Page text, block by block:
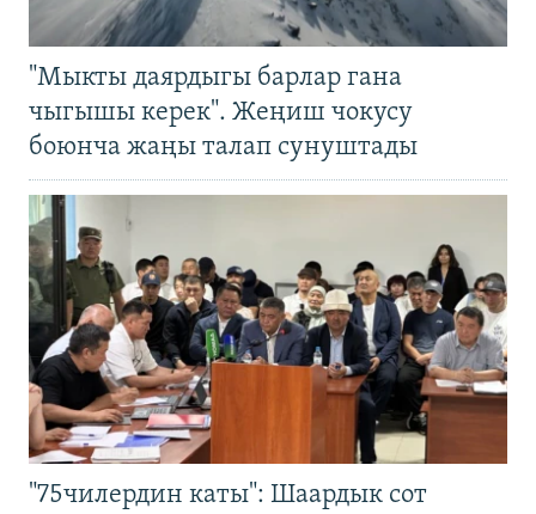
"Мыкты даярдыгы барлар гана
чыгышы керек". Жеңиш чокусу
боюнча жаңы талап сунуштады
"75чилердин каты": Шаардык сот